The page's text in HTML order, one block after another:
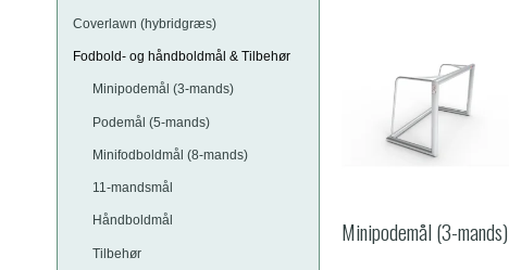
Coverlawn (hybridgræs)
Fodbold- og håndboldmål & Tilbehør
Minipodemål (3-mands)
Podemål (5-mands)
Minifodboldmål (8-mands)
11-mandsmål
Håndboldmål
Tilbehør
Minipodemål (3-mands)